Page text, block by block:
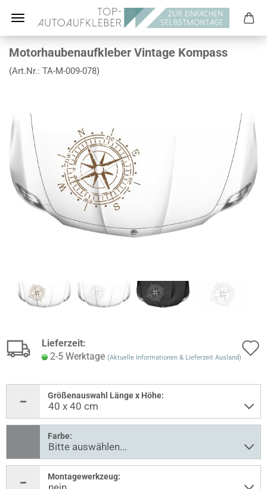
Motorhaubenaufkleber Vintage Kompass
(Art.Nr.: TA-M-009-078)
Lieferzeit:
2-5 Werktage (Aktuelle Informationen & Lieferzeit Ausland)
Größenauswahl Länge x Höhe:
Farbe:
Montagewerkzeug: